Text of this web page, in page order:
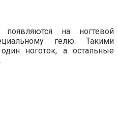
на ногтевой
гелю. Такими
ноготок, а остальные